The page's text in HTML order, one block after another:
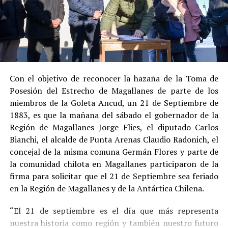
Suconducta anterior irreprochable , al no
registrar antecedentes penales previos.
Estas circunstancias jurídicas, sumadas al
procedimiento abreviado, redujeron la posibilidad de un
cumplimiento efectivo en recinto penitenciario.
Indemnización a la víctima y nueva investigación
por ocultamiento de bienes
En el ámbito civil, elJuzgado de Letras de Castrodictó
enseptiembre de 2023una sentencia que obliga a
Pedro Montecinos apagar una indemnización total de
$120 millonespor concepto de daño moral:
$80 millonesa favor de la víctima.
$40 millonesa favor de su madre.
Con el objetivo de reconocer la hazaña de la Toma de
Posesión del Estrecho de Magallanes de parte de los
miembros de la Goleta Ancud, un 21 de Septiembre de
1883, es que la mañana del sábado el gobernador de la
Región de Magallanes Jorge Flies, el diputado Carlos
Bianchi, el alcalde de Punta Arenas Claudio Radonich, el
concejal de la misma comuna Germán Flores y parte de
la comunidad chilota en Magallanes participaron de la
firma para solicitar que el 21 de Septiembre sea feriado
en la Región de Magallanes y de la Antártica Chilena.
“El 21 de septiembre es el día que más representa
nuestra historia como región y también nuestro futuro